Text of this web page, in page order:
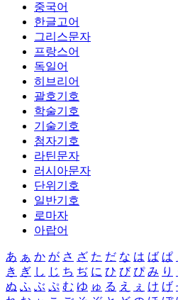
중국어
한글고어
그리스문자
프랑스어
독일어
히브리어
괄호기호
학술기호
기술기호
첨자기호
라틴문자
러시아문자
단위기호
일반기호
로마자
아랍어
あ ぁ か が さ ざ た だ な は ば ぱ
き ぎ し じ ち ぢ に ひ び ぴ み り
ぬ ふ ぶ ぷ む ゆ ゅ る え ぇ け げ